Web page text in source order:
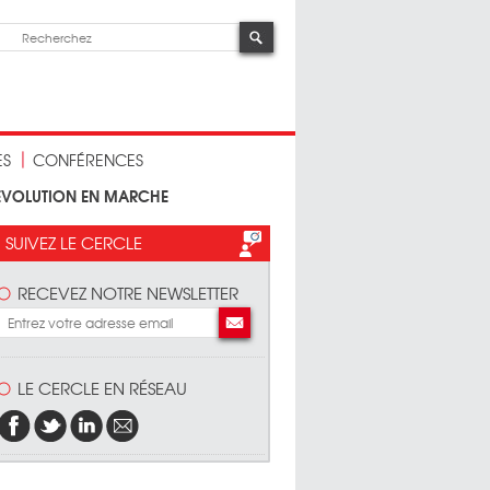
CONFÉRENCES
EN MARCHE
SUIVEZ LE CERCLE
RECEVEZ NOTRE NEWSLETTER
LE CERCLE EN RÉSEAU